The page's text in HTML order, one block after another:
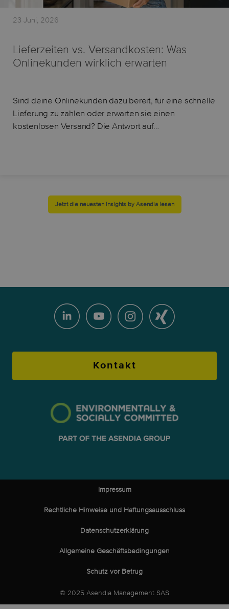
23 Juni, 2026
Lieferzeiten vs. Versandkosten: Was
Onlinekunden wirklich erwarten
Sind deine Onlinekunden dazu bereit, für eine schnelle
Lieferung zu zahlen oder erwarten sie einen
kostenlosen Versand? Die Antwort auf…
Jetzt die neuesten Insights by Asendia lesen
Kontakt
Impressum
Rechtliche Hinweise und Haftungsausschluss
Datenschutzerklärung
Allgemeine Geschäftsbedingungen
Schutz vor Betrug
© 2025 Asendia Management SAS